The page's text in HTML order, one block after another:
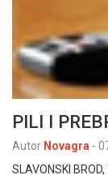
PILI I
Autor Novagra -
SLAVONSKI